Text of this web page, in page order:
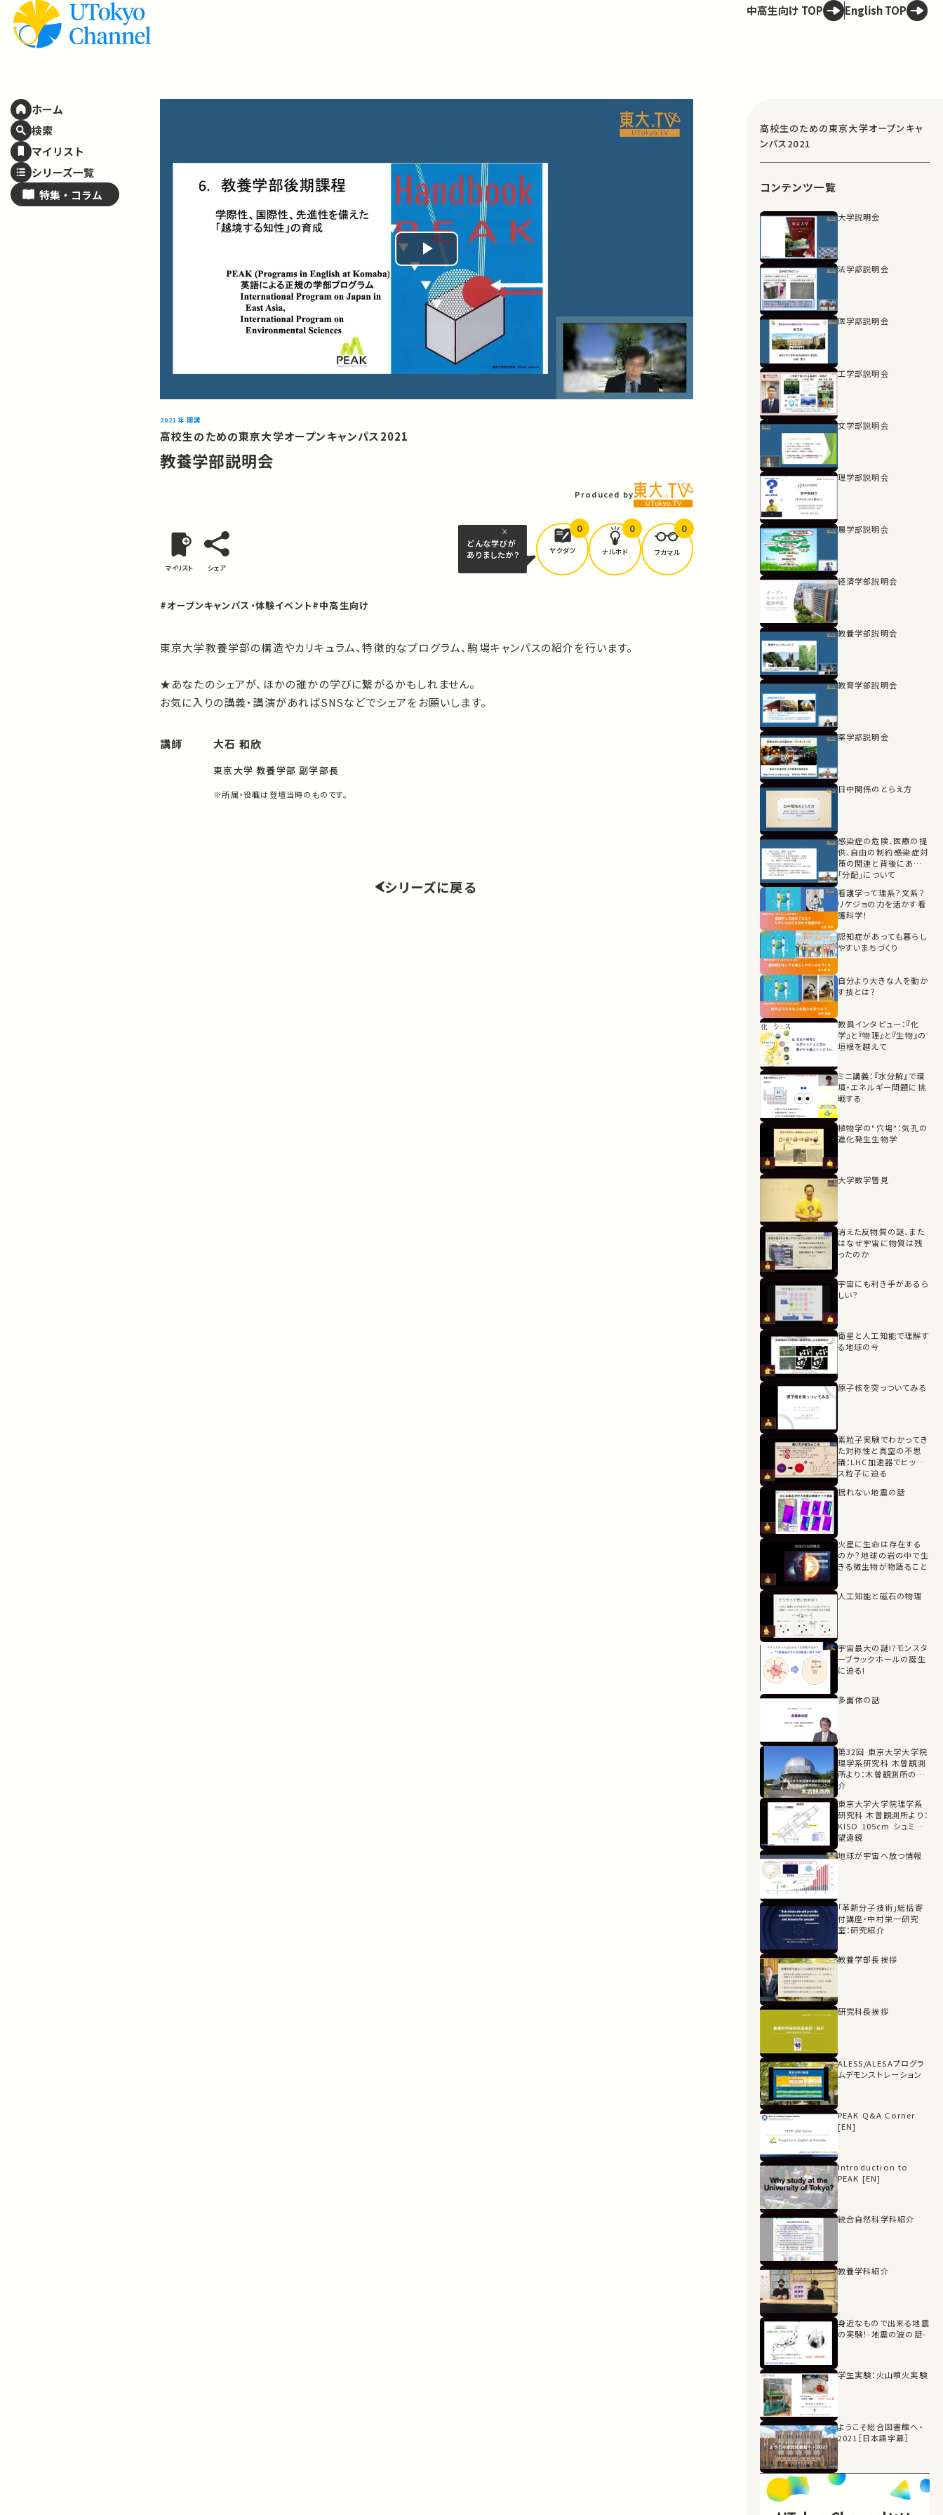
ホーム
検索
マイリスト
シリーズ一覧
特集・ コラム
中高生向け TOP English TOP
Play
Video
2021年 開講
高校生のための東京大学オープンキャンパス2021
教養学部説明会
Produced by
マイリスト シェア
どんな学びが
ありましたか？
ヤクダツ
0
ナルホド
0
フカマル
0
#オープンキャンパス・体験イベント#中高生向け
東京大学教養学部の構造やカリキュラム、特徴的なプログラム、駒場キャンパスの紹介を行います。
★あなたのシェアが、ほかの誰かの学びに繋がるかもしれません。
お気に入りの講義・講演があればSNSなどでシェアをお願いします。
講師 大石 和欣
東京大学 教養学部 副学部長
※所属・役職は登壇当時のものです。
シリーズに戻る
高校生のための東京大学オープンキャ
ンパス2021
コンテンツ一覧
大学説明会
法学部説明会
医学部説明会
工学部説明会
文学部説明会
理学部説明会
農学部説明会
経済学部説明会
教養学部説明会
教育学部説明会
薬学部説明会
日中関係のとらえ方
感染症の危険、医療の提
供、自由の制約――感染症対
策の関連と背後にある
「分配」について
看護学って理系？文系？
リケジョの力を活かす看
護科学！
認知症があっても暮らし
やすいまちづくり
自分より大きな人を動か
す技とは？
教員インタビュー：『化
学』と『物理』と『生物』の
垣根を越えて
ミニ講義：『水分解』で環
境・エネルギー問題に挑
戦する
植物学の"穴場"：気孔の
進化発生生物学
大学数学暼見
消えた反物質の謎、また
はなぜ宇宙に物質は残
ったのか
宇宙にも利き手があるら
しい？
衛星と人工知能で理解す
る地球の今
原子核を突っついてみる
素粒子実験でわかってき
た対称性と真空の不思
議：LHC加速器でヒッグ
ス粒子に迫る
揺れない地震の話
火星に生命は存在する
のか？地球の岩の中で生
きる微生物が物語ること
人工知能と磁石の物理
宇宙最大の謎!?モンスタ
ーブラックホールの誕生
に迫る!
多面体の話
第32回 東京大学大学院
理学系研究科 木曽観測
所より：木曽観測所の紹
介
東京大学大学院理学系
研究科 木曽観測所より：
KISO 105cm シュミット
望遠鏡
地球が宇宙へ放つ情報
「革新分子技術」総括寄
付講座・中村栄一研究
室：研究紹介
教養学部長挨拶
研究科長挨拶
ALESS/ALESAプログラ
ムデモンストレーション
PEAK Q&A Corner
[EN]
Introduction to
PEAK [EN]
統合自然科学科紹介
教養学科紹介
身近なもので出来る地震
の実験！-地震の波の話-
学生実験：火山噴火実験
ようこそ総合図書館へ・
2021［日本語字幕］